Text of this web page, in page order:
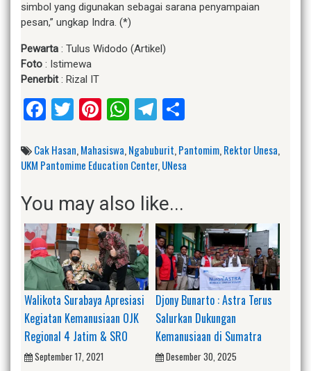
simbol yang digunakan sebagai sarana penyampaian
pesan,” ungkap Indra. (*)
Pewarta : Tulus Widodo (Artikel)
Foto : Istimewa
Penerbit: Rizal IT
Facebook
Twitter
Pinterest
WhatsApp
Telegram
Cak Hasan,Mahasiswa,Ngabuburit,Pantomim,Rektor Unesa,
UKM Pantomime Education Center,UNesa
You may also like...
Walikota Surabaya Apresiasi
Kegiatan Kemanusiaan OJK
Regional 4 Jatim & SRO
September 17, 2021
Djony Bunarto : Astra Terus
Salurkan Dukungan
Kemanusiaan di Sumatra
Desember 30, 2025